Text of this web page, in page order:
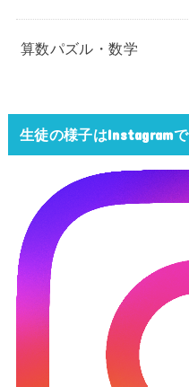
算数パズル・数学
生徒の様子はInstagramで